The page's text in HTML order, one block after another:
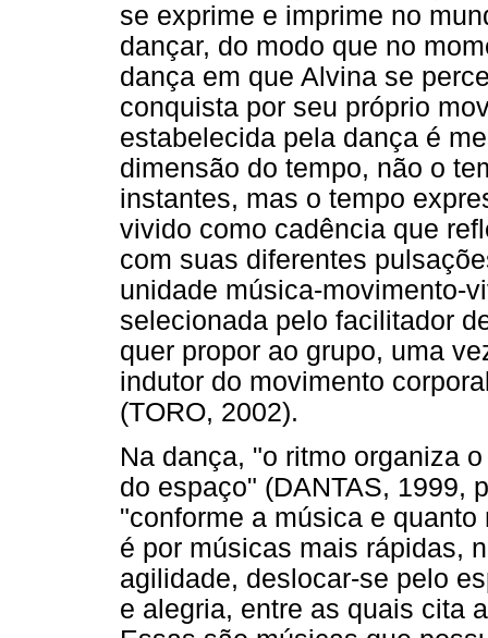
se exprime e imprime no
dançar, do modo que no
dança em que Alvina se
conquista por seu próprio
estabelecida pela dança é
dimensão do tempo, não o
instantes, mas o tempo
vivido como cadência que
com suas diferentes
unidade música-movimento-
selecionada pelo facilitador
quer propor ao grupo, uma
indutor do movimento
(TORO, 2002).
Na dança, "o ritmo organiza
do espaço" (DANTAS, 1999,
"conforme a música e
é por músicas mais rápidas,
agilidade, deslocar-se pelo
e alegria, entre as quais cita